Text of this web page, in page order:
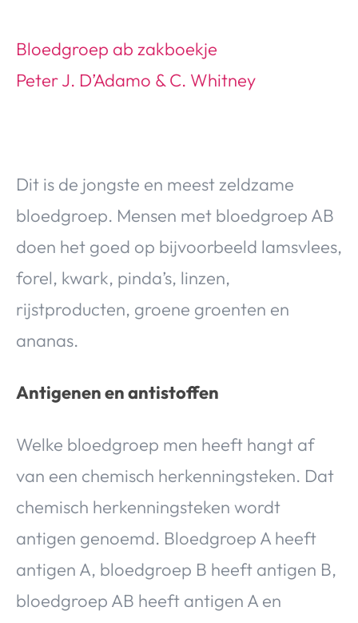
Bloedgroep ab zakboekje
Peter J. D’Adamo & C. Whitney
Dit is de jongste en meest zeldzame
bloedgroep. Mensen met bloedgroep AB
doen het goed op bijvoorbeeld lamsvlees,
forel, kwark, pinda’s, linzen,
rijstproducten, groene groenten en
ananas.
Antigenen en antistoffen
Welke bloedgroep men heeft hangt af
van een chemisch herkenningsteken. Dat
chemisch herkenningsteken wordt
antigen genoemd. Bloedgroep A heeft
antigen A, bloedgroep B heeft antigen B,
bloedgroep AB heeft antigen A en